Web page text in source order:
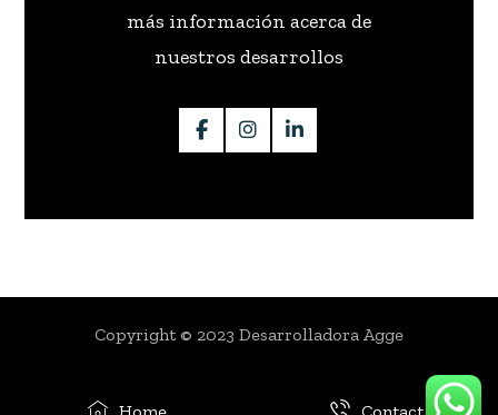
más información acerca de
nuestros desarrollos
Copyright © 2023 Desarrolladora Agge